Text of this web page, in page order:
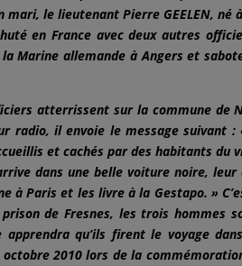
mari, le lieutenant Pierre GEELEN,
en France avec deux autres
Marine allemande à Angers et
atterrissent sur la commune de
radio, il envoie le message
et cachés par des habitants du
dans une belle voiture noire,
à Paris et les livre à la Gestapo. »
de Fresnes, les trois hommes
apprendra qu’ils firent le voyage
2010 lors de la